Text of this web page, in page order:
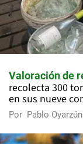
Valoración de
recolecta 300
en sus nueve
Por Pablo Oyarzún